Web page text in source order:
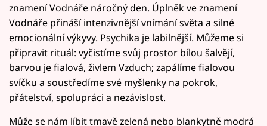
znamení Vodnáře náročný den. Úplněk ve znamení
Vodnáře přináší intenzivnější vnímání světa a silné
emocionální výkyvy. Psychika je labilnější. Můžeme si
připravit rituál: vyčistíme svůj prostor bílou šalvějí,
barvou je fialová, živlem Vzduch; zapálíme fialovou
svíčku a soustředíme své myšlenky na pokrok,
přátelství, spolupráci a nezávislost.
Může se nám líbit tmavě zelená nebo blankytně modrá